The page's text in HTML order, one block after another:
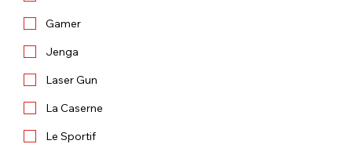
Gamer
Jenga
Laser Gun
La Caserne
Le Sportif